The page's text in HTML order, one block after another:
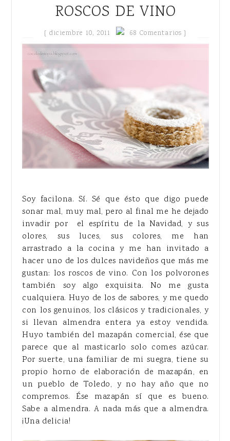
ROSCOS DE VINO
{diciembre 10, 2011 68 Comentarios }
Soy facilona. Sí. Sé que ésto que digo puede
sonar mal, muy mal, pero al final me he dejado
invadir por el espíritu de la Navidad, y sus
olores, sus luces, sus colores, me han
arrastrado a la cocina y me han invitado a
hacer uno de los dulces navideños que más me
gustan: los roscos de vino. Con los polvorones
también soy algo exquisita. No me gusta
cualquiera. Huyo de los de sabores, y me quedo
con los genuinos, los clásicos y tradicionales, y
si llevan almendra entera ya estoy vendida.
Huyo también del mazapán comercial, ése que
parece que al masticarlo solo comes azúcar.
Por suerte, una familiar de mi suegra, tiene su
propio horno de elaboración de mazapán, en
un pueblo de Toledo, y no hay año que no
compremos. Ése mazapán sí que es bueno.
Sabe a almendra. A nada más que a almendra.
¡Una delicia!